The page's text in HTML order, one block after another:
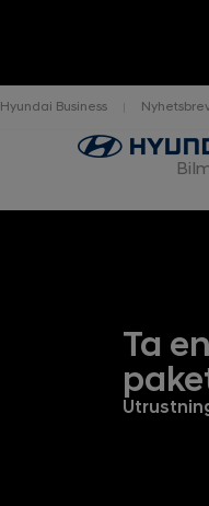
Hyundai Business
IONIQ 6 N
Ta